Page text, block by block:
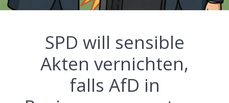
SPD will sensible
Akten vernichten,
falls AfD in